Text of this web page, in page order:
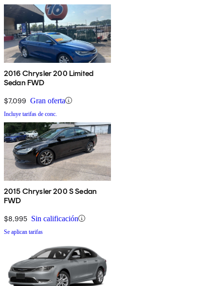
2016 Chrysler 200 Limited
Sedan FWD
$7,099 Gran oferta
Incluye tarifas de conc.
2015 Chrysler 200 S Sedan
FWD
$8,995 Sin calificación
Se aplican tarifas